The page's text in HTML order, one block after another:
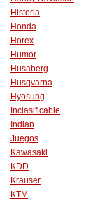
Historia
Honda
Horex
Humor
Husaberg
Husqvarna
Hyosung
Inclasificable
Indian
Juegos
Kawasaki
KDD
Krauser
KTM